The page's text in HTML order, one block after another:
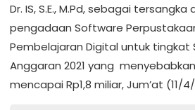
Dr. IS, S.E., M.Pd, sebagai
pengadaan Software
Pembelajaran Digital untuk tingkat
Anggaran 2021 yang
mencapai Rp1,8 miliar, Jum’at (11/